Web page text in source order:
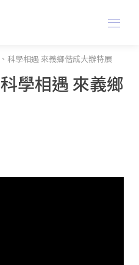
科學相遇 來義鄉偕成大辦特展
學相遇 來義鄉